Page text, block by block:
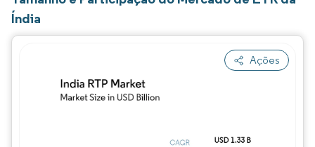
Índia
Ações